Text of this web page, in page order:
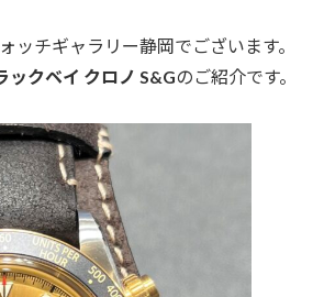
チギャラリー静岡でございます。
ックベイ クロノ S&Gのご紹介です。